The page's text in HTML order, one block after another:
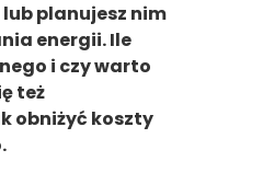
planujesz nim
energii. Ile
i czy warto
też
obniżyć koszty